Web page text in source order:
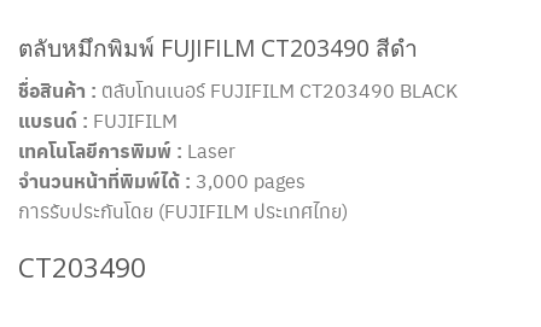
ตลับหมึกพิมพ์ FUJIFILM CT203490 สีดำ
ชื่อสินค้า : ตลับโทนเนอร์ FUJIFILM CT203490 BLACK
แบรนด์ : FUJIFILM
เทคโนโลยีการพิมพ์ : Laser
จำนวนหน้าที่พิมพ์ได้ : 3,000 pages
การรับประกันโดย (FUJIFILM ประเทศไทย)
CT203490